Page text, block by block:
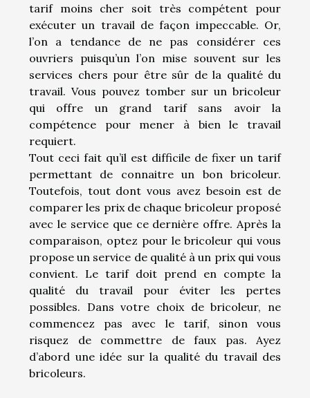
tarif moins cher soit très compétent pour
exécuter un travail de façon impeccable. Or,
l’on a tendance de ne pas considérer ces
ouvriers puisqu’un l’on mise souvent sur les
services chers pour être sûr de la qualité du
travail. Vous pouvez tomber sur un bricoleur
qui offre un grand tarif sans avoir la
compétence pour mener à bien le travail
requiert.
Tout ceci fait qu’il est difficile de fixer un tarif
permettant de connaitre un bon bricoleur.
Toutefois, tout dont vous avez besoin est de
comparer les prix de chaque bricoleur proposé
avec le service que ce dernière offre. Après la
comparaison, optez pour le bricoleur qui vous
propose un service de qualité à un prix qui vous
convient. Le tarif doit prend en compte la
qualité du travail pour éviter les pertes
possibles. Dans votre choix de bricoleur, ne
commencez pas avec le tarif, sinon vous
risquez de commettre de faux pas. Ayez
d’abord une idée sur la qualité du travail des
bricoleurs.